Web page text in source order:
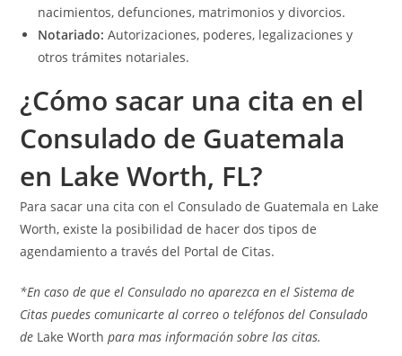
nacimientos, defunciones, matrimonios y divorcios.
Notariado: Autorizaciones, poderes, legalizaciones y
otros trámites notariales.
¿Cómo sacar una cita en el
Consulado de Guatemala
en Lake Worth, FL?
Para sacar una cita con el Consulado de Guatemala en Lake
Worth, existe la posibilidad de hacer dos tipos de
agendamiento a través del Portal de Citas.
*En caso de que el Consulado no aparezca en el Sistema de
Citas puedes comunicarte al correo o teléfonos del Consulado
de Lake Worthpara mas información sobre las citas.